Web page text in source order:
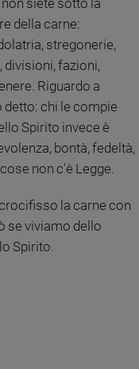
siete sotto la
della carne:
stregonerie,
divisioni, fazioni,
Riguardo a
detto: chi le compie
Spirito invece è
bontà, fedeltà,
non c'è Legge.
la carne con
se viviamo dello
Spirito.